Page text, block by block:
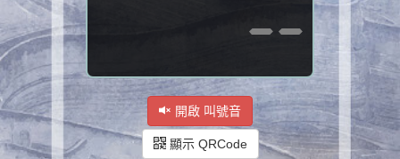
--
開啟 叫號音
顯示 QRCode